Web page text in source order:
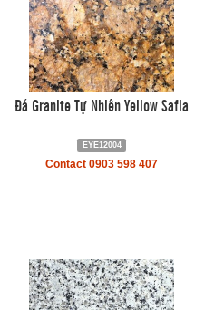
Đá Granite Tự Nhiên Yellow Safia
EYE12004
Contact 0903 598 407